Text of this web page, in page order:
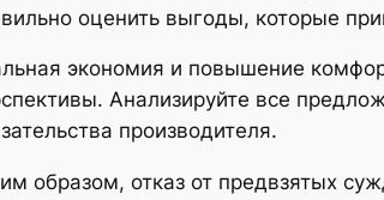
оценить выгоды, которые
экономия и повышение
Анализируйте все
производителя.
образом, отказ от предвзятых